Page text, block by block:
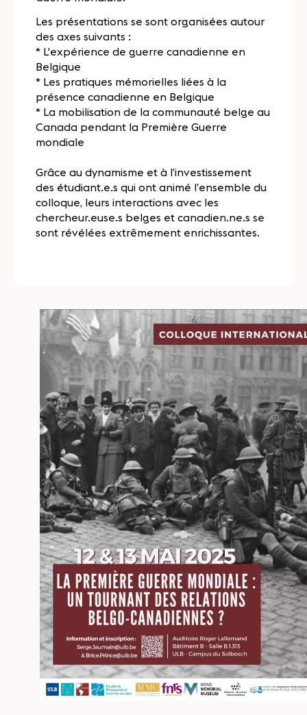
Les présentations se sont organisées autour
des axes suivants :
* L'expérience de guerre canadienne en
Belgique
* Les pratiques mémorielles liées à la
présence canadienne en Belgique
* La mobilisation de la communauté belge au
Canada pendant la Première Guerre
mondiale
Grâce au dynamisme et à l’investissement
des étudiant.e.s qui ont animé l’ensemble du
colloque, leurs interactions avec les
chercheur.euse.s belges et canadien.ne.s se
sont révélées extrêmement enrichissantes.